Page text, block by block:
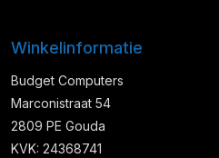
Winkelinformatie
Budget Computers
Marconistraat 54
2809 PE Gouda
KVK: 24368741